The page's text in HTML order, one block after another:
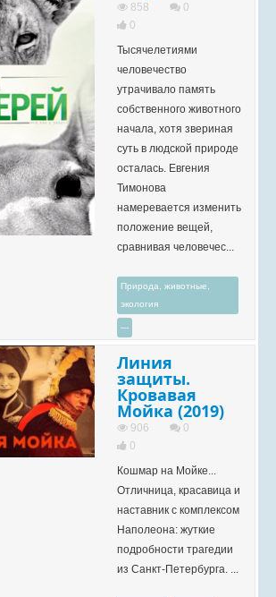
858
0
0
Тысячелетиями
человечество
утрачивало память
собственного животного
начала, хотя звериная
суть в людской природе
осталась. Евгения
Тимонова
намеревается изменить
положение вещей,
сравнивая человечес...
Природа, животные,
экология
---
Линия
защиты.
Кровавая
Мойка (2019)
906
0
0
Кошмар на Мойке...
Отличница, красавица и
наставник с комплексом
Наполеона: жуткие
подробности трагедии
из Санкт-Петербурга. ...